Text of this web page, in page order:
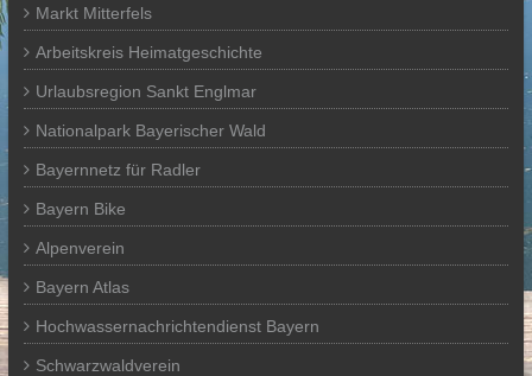
Markt Mitterfels
Arbeitskreis Heimatgeschichte
Urlaubsregion Sankt Englmar
Nationalpark Bayerischer Wald
Bayernnetz für Radler
Bayern Bike
Alpenverein
Bayern Atlas
Hochwassernachrichtendienst Bayern
Schwarzwaldverein